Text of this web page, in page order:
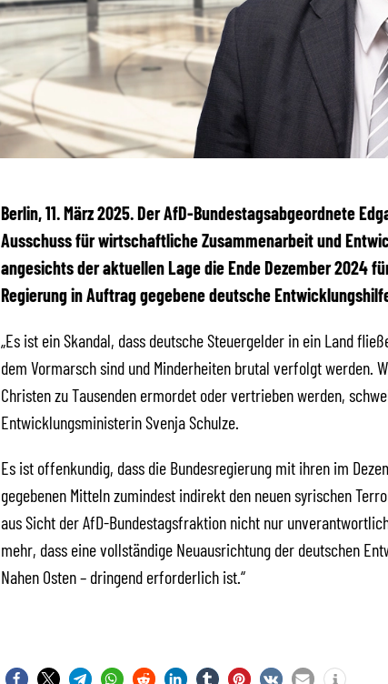
Berlin, 11. März 2025. Der AfD-Bundestagsabgeordnete
Ausschuss für wirtschaftliche Zusammenarbeit und
angesichts der aktuellen Lage die Ende Dezember 2024
Regierung in Auftrag gegebene deutsche
„Es ist ein Skandal, dass deutsche Steuergelder in ein Land
dem Vormarsch sind und Minderheiten brutal verfolgt werden.
Christen zu Tausenden ermordet oder vertrieben werden,
Entwicklungsministerin Svenja Schulze.
Es ist offenkundig, dass die Bundesregierung mit ihren im
gegebenen Mitteln zumindest indirekt den neuen syrischen
aus Sicht der AfD-Bundestagsfraktion nicht nur
mehr, dass eine vollständige Neuausrichtung der deutschen
Nahen Osten – dringend erforderlich ist.“